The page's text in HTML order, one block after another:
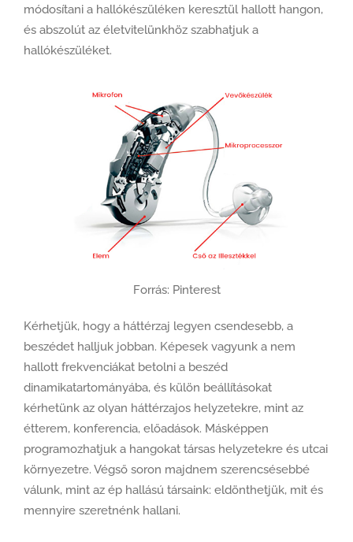
módosítani a hallókészüléken keresztül hallott hangon,
és abszolút az életvitelünkhöz szabhatjuk a
hallókészüléket.
Forrás: Pinterest
Kérhetjük, hogy a háttérzaj legyen csendesebb, a
beszédet halljuk jobban. Képesek vagyunk a nem
hallott frekvenciákat betolni a beszéd
dinamikatartományába, és külön beállításokat
kérhetünk az olyan háttérzajos helyzetekre, mint az
étterem, konferencia, előadások. Másképpen
programozhatjuk a hangokat társas helyzetekre és utcai
környezetre. Végső soron majdnem szerencsésebbé
válunk, mint az ép hallású társaink: eldönthetjük, mit és
mennyire szeretnénk hallani.